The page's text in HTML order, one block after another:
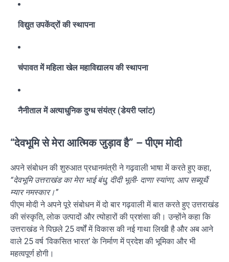
विद्युत उपकेंद्रों की स्थापना
चंपावत में महिला खेल महाविद्यालय की स्थापना
नैनीताल में अत्याधुनिक दुग्ध संयंत्र (डेयरी प्लांट)
“देवभूमि से मेरा आत्मिक जुड़ाव है” – पीएम मोदी
अपने संबोधन की शुरुआत प्रधानमंत्री ने गढ़वाली भाषा में करते हुए कहा,
“देवभूमि उत्तराखंड का मेरा भाई बंधु, दीदी भूली- दाणा स्यांणा, आप सब्यूथैं
म्यार नमस्कार।”
पीएम मोदी ने अपने पूरे संबोधन में दो बार गढ़वाली में बात करते हुए उत्तराखंड
की संस्कृति, लोक उत्पादों और त्योहारों की प्रशंसा की। उन्होंने कहा कि
उत्तराखंड ने पिछले 25 वर्षों में विकास की नई गाथा लिखी है और अब आने
वाले 25 वर्ष ‘विकसित भारत’ के निर्माण में प्रदेश की भूमिका और भी
महत्वपूर्ण होगी।